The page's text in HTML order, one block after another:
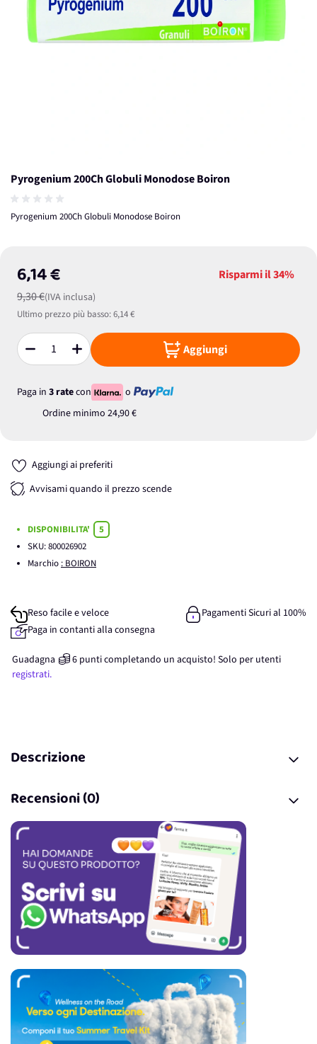
Pyrogenium 200Ch Globuli Monodose Boiron
Pyrogenium 200Ch Globuli Monodose Boiron
6,14 €
9,30 €(IVA inclusa)
Risparmi il34%
Ultimo prezzo più basso:6,14 €
Quantità Aggiungi
Paga in 3 ratecon
o
Ordine minimo 24,90 €
Aggiungi ai preferiti
Avvisami quando il prezzo scende
DISPONIBILITA'
5
SKU:800026902
Marchio : BOIRON
Reso facile e veloce
Pagamenti Sicuri al 100%
Paga in contanti alla consegna
Guadagna 6 punticompletando un acquisto! Solo per utenti
registrati.
Descrizione
Recensioni (0)